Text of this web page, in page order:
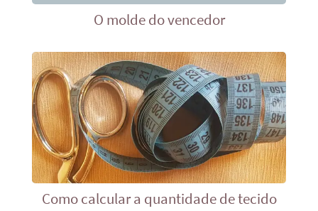
O molde do vencedor
Como calcular a quantidade de tecido